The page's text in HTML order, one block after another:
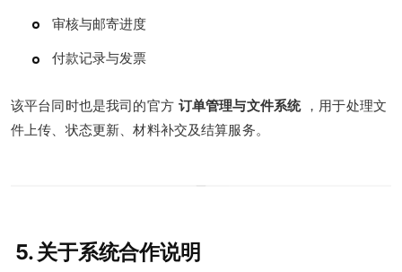
审核与邮寄进度
付款记录与发票
该平台同时也是我司的官方 订单管理与文件系统 ，用于处理文
件上传、状态更新、材料补交及结算服务。
5. 关于系统合作说明